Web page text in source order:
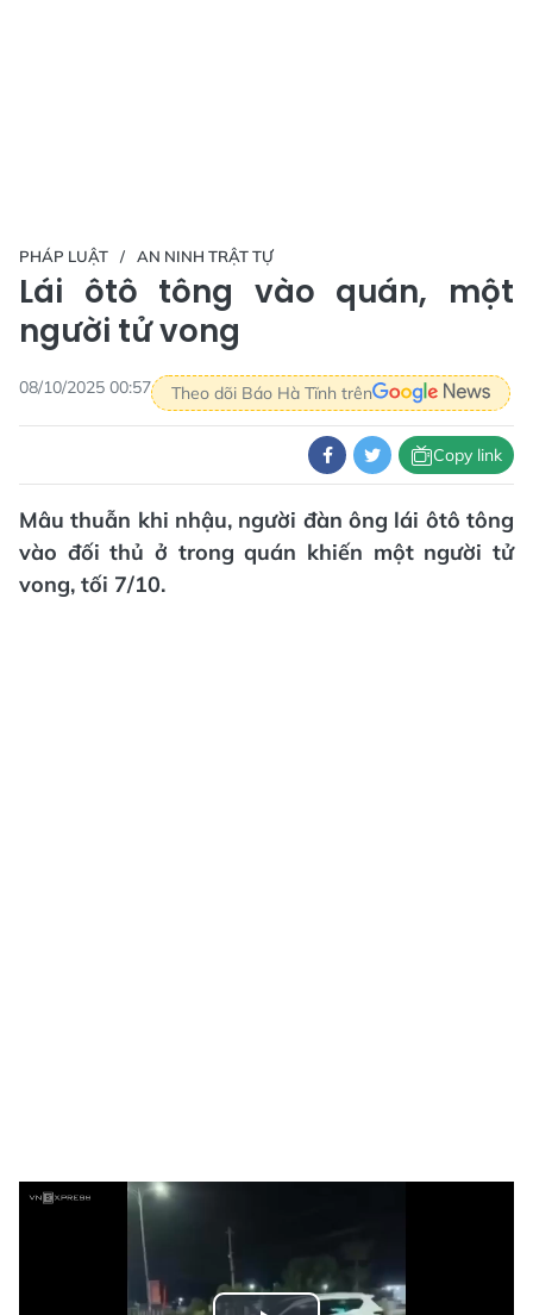
PHÁP LUẬT AN NINH TRẬT TỰ
Lái ôtô tông vào quán, một
người tử vong
08/10/2025 00:57 Theo dõi Báo Hà Tĩnh trên
Copy link
Mâu thuẫn khi nhậu, người đàn ông lái ôtô tông
vào đối thủ ở trong quán khiến một người tử
vong, tối 7/10.